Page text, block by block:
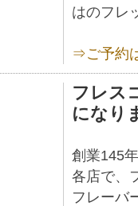
はのフレ
⇒ご予約
フレス
になり
創業145
各店で、
フレーバ